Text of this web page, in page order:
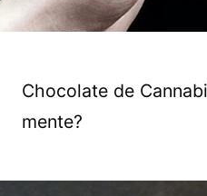
Chocolate de
mente?